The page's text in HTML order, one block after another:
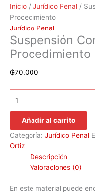
Inicio / Jurídico Penal /
Procedimiento
Jurídico Penal
Suspensión
Procedimiento
₲70.000
Añadir al carrito
Categoría: Jurídico Penal
Ortiz
Descripción
Valoraciones (0)
En este material puede